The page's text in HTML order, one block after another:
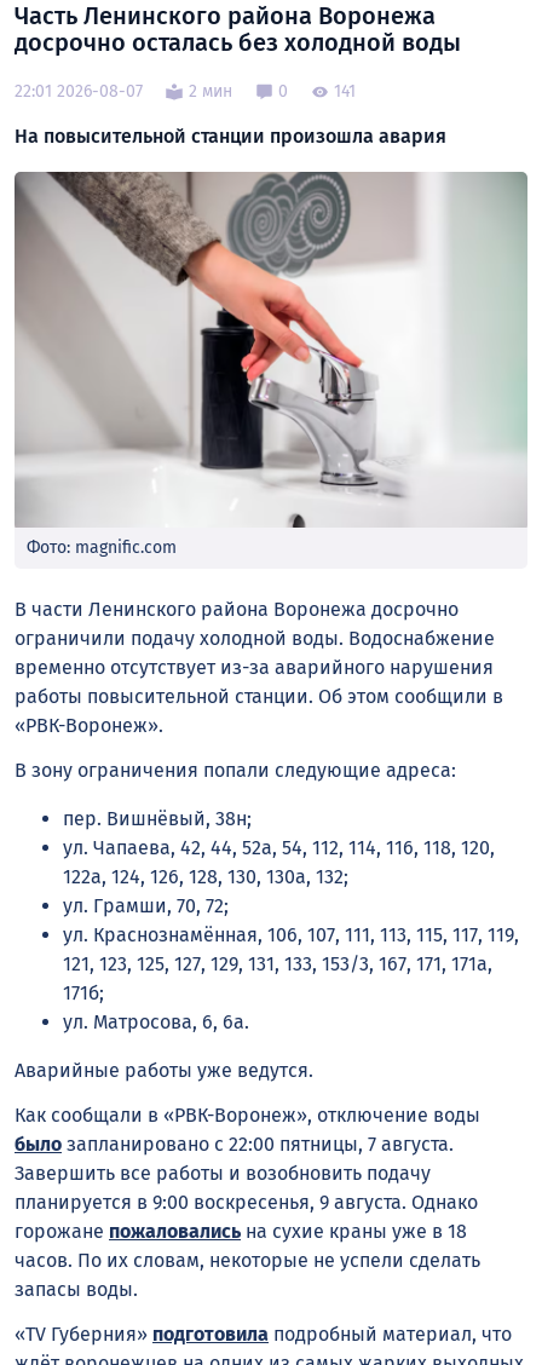
Часть Ленинского района Воронежа
досрочно осталась без холодной воды
22:01 2026-08-07 2 мин 0 141
На повысительной станции произошла авария
Фото: magnific.com
В части Ленинского района Воронежа досрочно
ограничили подачу холодной воды. Водоснабжение
временно отсутствует из-за аварийного нарушения
работы повысительной станции. Об этом сообщили в
«РВК-Воронеж».
В зону ограничения попали следующие адреса:
пер. Вишнёвый, 38н;
ул. Чапаева, 42, 44, 52а, 54, 112, 114, 116, 118, 120,
122а, 124, 126, 128, 130, 130а, 132;
ул. Грамши, 70, 72;
ул. Краснознамённая, 106, 107, 111, 113, 115, 117, 119,
121, 123, 125, 127, 129, 131, 133, 153/3, 167, 171, 171а,
171б;
ул. Матросова, 6, 6а.
Аварийные работы уже ведутся.
Как сообщали в «РВК-Воронеж», отключение воды
было запланировано с 22:00 пятницы, 7 августа.
Завершить все работы и возобновить подачу
планируется в 9:00 воскресенья, 9 августа. Однако
горожане пожаловались на сухие краны уже в 18
часов. По их словам, некоторые не успели сделать
запасы воды.
«TV Губерния» подготовила подробный материал, что